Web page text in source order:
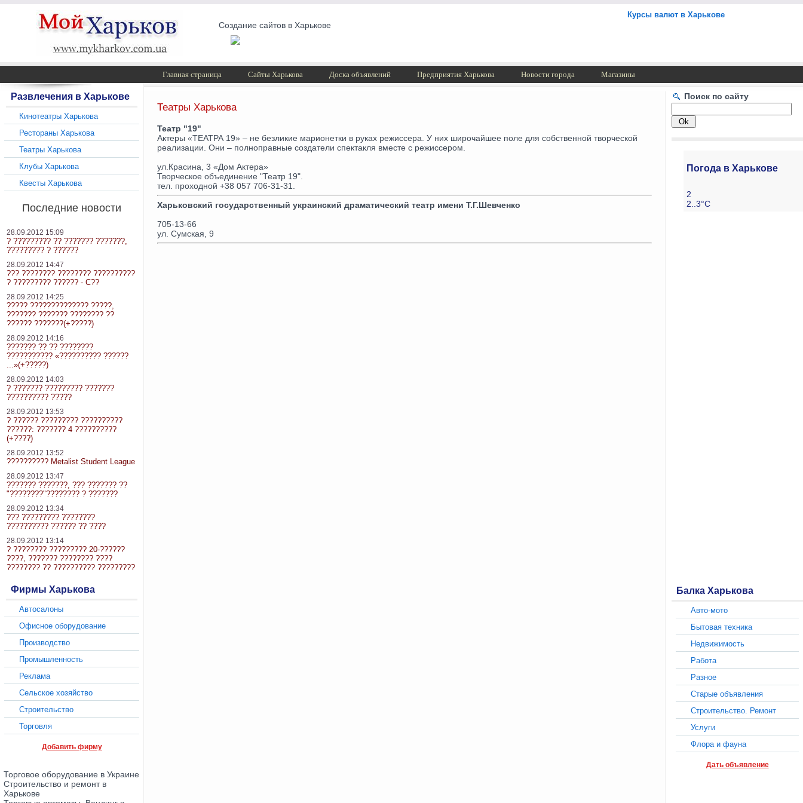
Создание сайтов в Харькове
Курсы валют в Харькове
Главная страница Сайты Харькова Доска объявлений Предприятия Харькова Новости города Магазины
Развлечения в Харькове
Кинотеатры Харькова
Рестораны Харькова
Театры Харькова
Клубы Харькова
Квесты Харькова
Последние новости
28.09.2012 15:09
? ????????? ?? ??????? ???????,
????????? ? ??????
28.09.2012 14:47
??? ???????? ???????? ??????????
? ????????? ?????? - C??
28.09.2012 14:25
????? ?????????????? ?????,
??????? ??????? ???????? ??
?????? ???????(+?????)
28.09.2012 14:16
??????? ?? ?? ????????
??????????? «?????????? ??????
...»(+?????)
28.09.2012 14:03
? ??????? ????????? ???????
?????????? ?????
28.09.2012 13:53
? ?????? ????????? ??????????
??????: ??????? 4 ??????????
(+????)
28.09.2012 13:52
?????????? Metalist Student League
28.09.2012 13:47
??????? ???????, ??? ??????? ??
"????????"???????? ? ???????
28.09.2012 13:34
??? ????????? ????????
?????????? ?????? ?? ????
28.09.2012 13:14
? ???????? ????????? 20-??????
????, ??????? ???????? ????
???????? ?? ?????????? ?????????
Фирмы Харькова
Автосалоны
Офисное оборудование
Производство
Промышленность
Реклама
Сельское хозяйство
Строительство
Торговля
Добавить фирму
Торговое оборудование в Украине
Строительство и ремонт в
Харькове
Театры Харькова
Театр "19"
Актеры «ТЕАТРА 19» – не безликие марионетки в руках режиссера. У них широчайшее поле для собственной творческой
реализации. Они – полноправные создатели спектакля вместе с режиссером.
ул.Красина, 3 «Дом Актера»
Творческое объединение "Театр 19".
тел. проходной +38 057 706-31-31.
Харьковский государственный украинский драматический театр имени Т.Г.Шевченко
705-13-66
ул. Сумская, 9
Поиск по сайту
Погода в Харькове
2
2..3°C
Балка Харькова
Авто-мото
Бытовая техника
Недвижимость
Работа
Разное
Старые объявления
Строительство. Ремонт
Услуги
Флора и фауна
Дать объявление